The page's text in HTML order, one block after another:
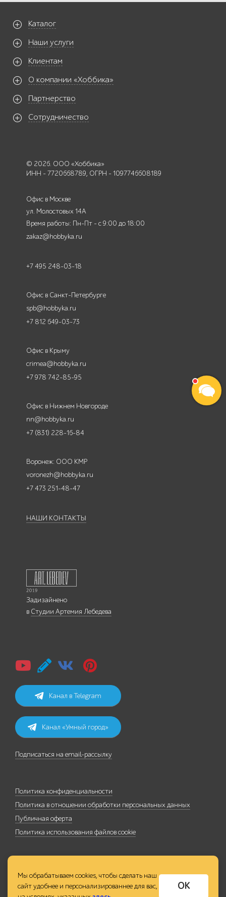
Каталог
Наши услуги
Клиентам
О компании «Хоббика»
Партнерство
Сотрудничество
© 2026. ООО «Хоббика»
ИНН - 7720668789, ОГРН - 1097746608189
Офис в Москве
ул. Молостовых 14А
Время работы: Пн-Пт - с 9:00 до 18:00
zakaz@hobbyka.ru
+7 495 248-03-18
Офис в Санкт-Петербурге
spb@hobbyka.ru
+7 812 649-03-73
Офис в Крыму
crimea@hobbyka.ru
+7 978 742-85-95
Офис в Нижнем Новгороде
nn@hobbyka.ru
+7 (831) 228-16-84
Воронеж: ООО КМР
voronezh@hobbyka.ru
+7 473 251-48-47
НАШИ КОНТАКТЫ
Задизайнено
в Студии Артемия Лебедева
Канал в Telegram
Канал «Умный город»
Подписаться на email-рассылку
Политика конфиденциальности
Политика в отношении обработки персональных данных
Публичная оферта
Политика использования файлов cookie
Мы обрабатываем cookies, чтобы сделать наш
сайт удобнее и персонализированнее для вас,
ОК